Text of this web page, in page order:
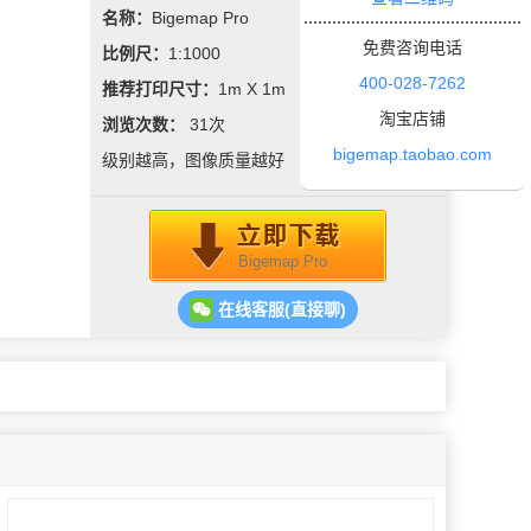
名称： Bigemap Pro
比例尺： 1:1000
推荐打印尺寸： 1m X 1m
浏览次数： 31 次
级别越高，图像质量越好
Bigemap Pro
在线客服(直接聊)
免费咨询电话
400-028-7262
淘宝店铺
bigemap.taobao.com